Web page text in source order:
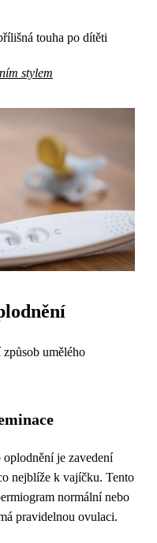
touha po dítěti
stylem
umělého
je zavedení
nejblíže k vajíčku. Tento
normální nebo
pravidelnou ovulaci.